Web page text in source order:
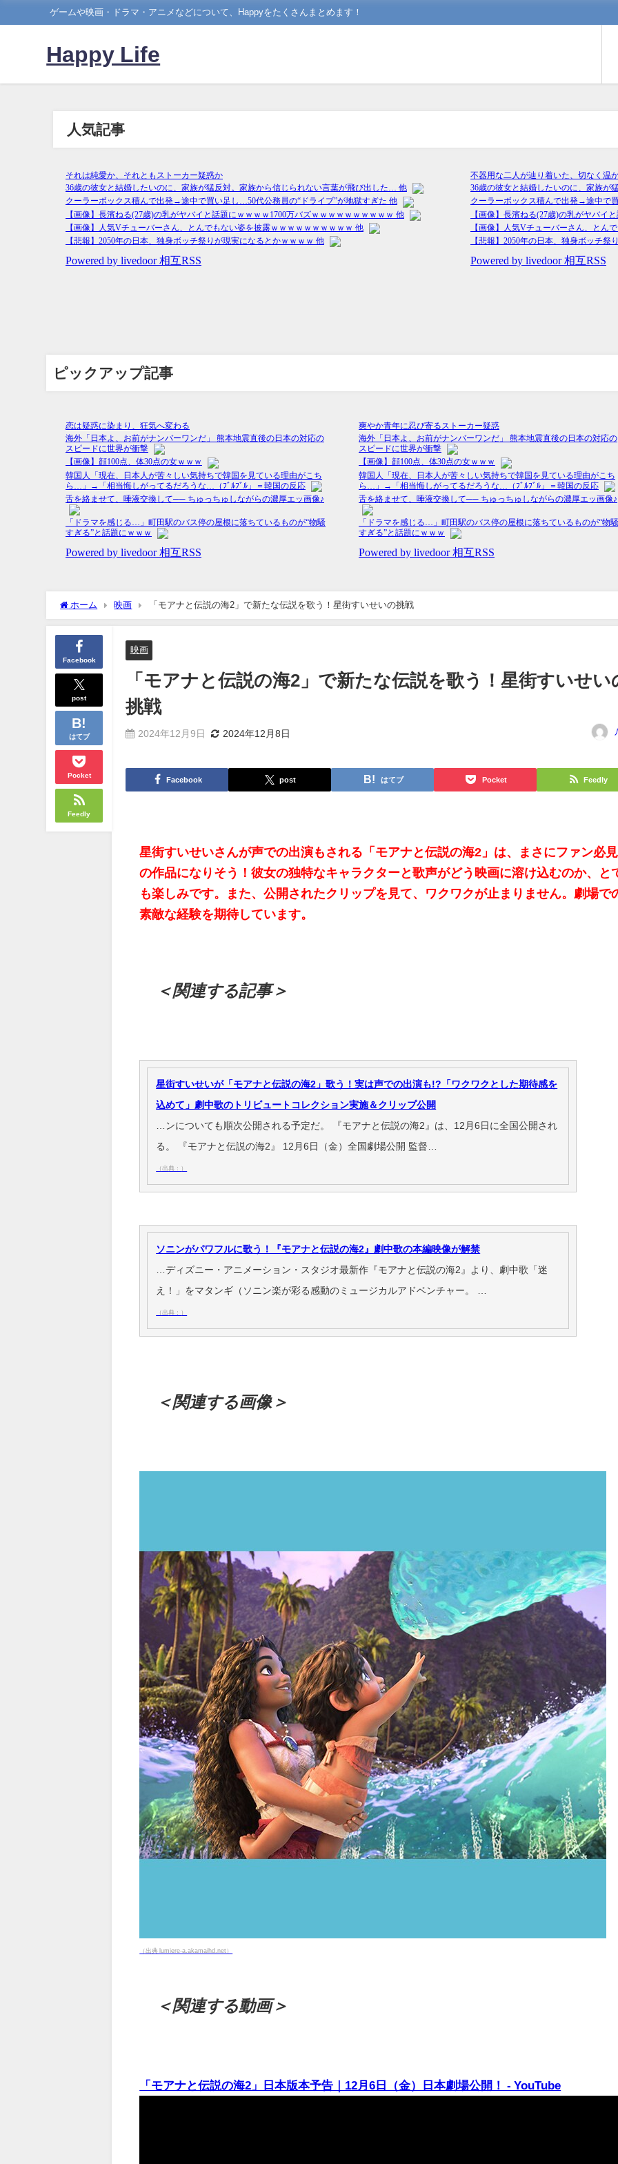
ゲームや映画・ドラマ・アニメなどについて、Happyをたくさんまとめます！
Happy Life
人気記事
ピックアップ記事
ホーム 映画 「モアナと伝説の海2」で新たな伝説を歌う！星街すいせいの挑戦
Facebook
post
はてブ
Pocket
Feedly
映画
「モアナと伝説の海2」で新たな伝説を歌う！星街すいせい
挑戦
2024年12月9日 2024年12月8日
Facebook post はてブ Pocket Feedly
星街すいせいさんが声での出演もされる「モアナと伝説の海2」は、まさにファン必見
の作品になりそう！彼女の独特なキャラクターと歌声がどう映画に溶け込むのか、と
も楽しみです。また、公開されたクリップを見て、ワクワクが止まりません。劇場で
素敵な経験を期待しています。
＜関連する記事＞
星街すいせいが「モアナと伝説の海2」歌う！実は声での出演も!?「ワクワクとした期待感を
込めて」劇中歌のトリビュートコレクション実施＆クリップ公開
…ンについても順次公開される予定だ。 『モアナと伝説の海2』は、12月6日に全国公開され
る。 『モアナと伝説の海2』 12月6日（金）全国劇場公開 監督…
（出典：）
ソニンがパワフルに歌う！『モアナと伝説の海2』劇中歌の本編映像が解禁
…ディズニー・アニメーション・スタジオ最新作『モアナと伝説の海2』より、劇中歌「迷
え！」をマタンギ（ソニン楽が彩る感動のミュージカルアドベンチャー。 …
（出典：）
＜関連する画像＞
（出典 lumiere-a.akamaihd.net）
＜関連する動画＞
「モアナと伝説の海2」日本版本予告｜12月6日（金）日本劇場公開！ - YouTube